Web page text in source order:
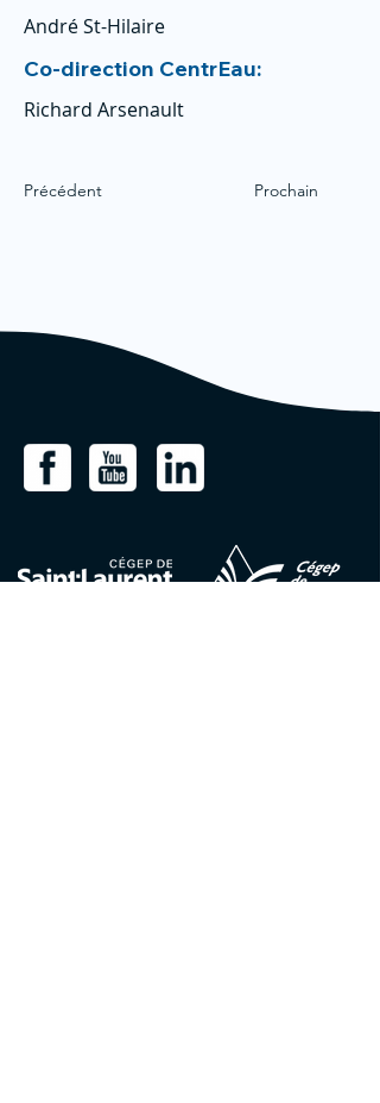
André St-Hilaire
Co-direction CentrEau:
Richard Arsenault
Précédent Prochain